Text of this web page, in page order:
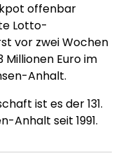
offenbar
Lotto-
vor zwei Wochen
Euro im
Anhalt.
ist es der 131.
Anhalt seit 1991.